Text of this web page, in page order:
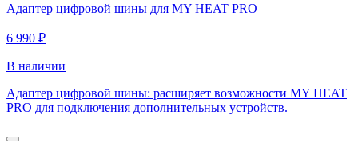
Адаптер цифровой шины для MY HEAT PRO
6 990 ₽
В наличии
Адаптер цифровой шины: расширяет возможности MY HEAT
PRO для подключения дополнительных устройств.